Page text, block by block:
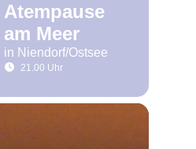
Atempause
am Meer
in Niendorf/Ostsee
21.00 Uhr